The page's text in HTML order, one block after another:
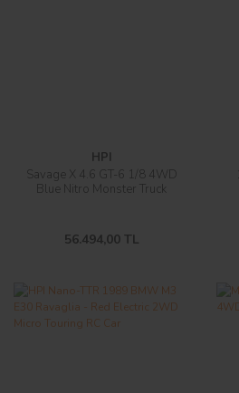
HPI
Savage X 4.6 GT-6 1/8 4WD
Blue Nitro Monster Truck
56.494,00 TL